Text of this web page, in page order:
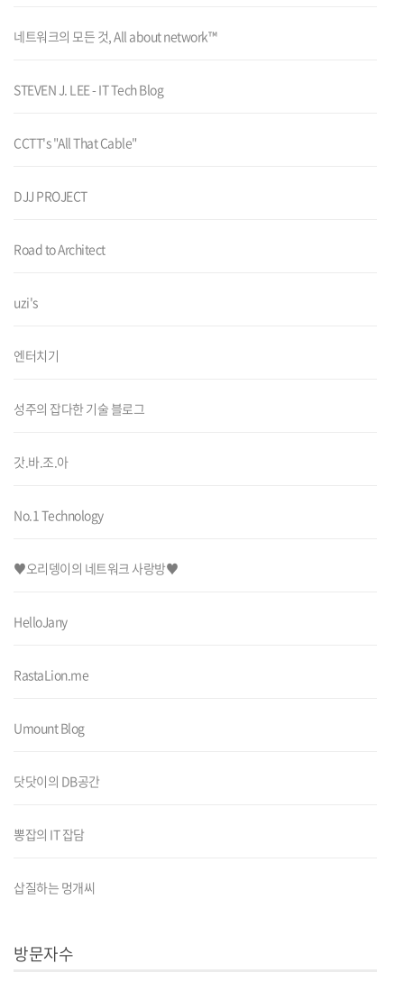
네트워크의 모든 것, All about network™
STEVEN J. LEE - IT Tech Blog
CCTT's "All That Cable"
DJJ PROJECT
Road to Architect
uzi's
엔터치기
성주의 잡다한 기술 블로그
갓.바.조.아
No.1 Technology
♥오리뎅이의 네트워크 사랑방♥
HelloJany
RastaLion.me
Umount Blog
닷닷이의 DB공간
뽕잡의 IT 잡담
삽질하는 멍개씨
방문자수